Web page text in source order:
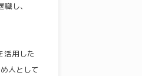
し、
活用した
人として